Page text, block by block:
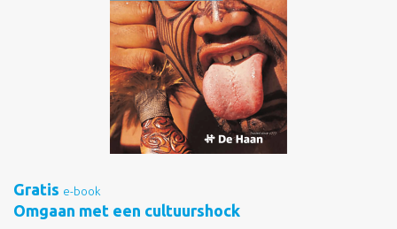
Gratis e-book
Omgaan met een cultuurshock